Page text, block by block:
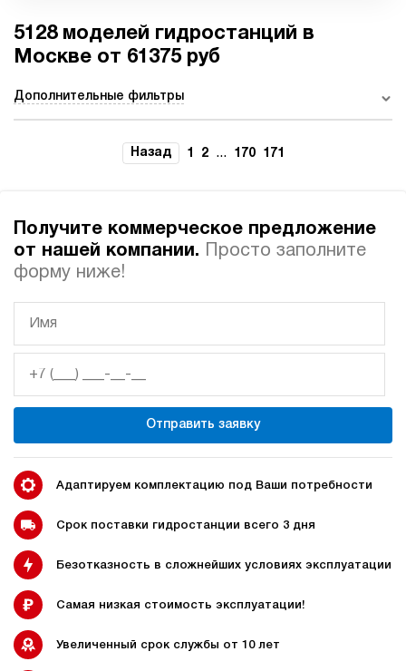
Гидростанции с
пневмоприводом
Гидростанции высокого
давления c электроприводом
Ручные гидростанции
Гидростанции с двумя
насосами
гидростанции
Гидростанция с домкратом
Гидростанции 220 Вольт
Гидростанции мощностью 5
Гидростанции для свай Двухпоточные гидростанции
5128 моделей гидростанций в
Москве от 61375 руб
Дополнительные фильтры
Назад 1 2 ... 170 171
Получите коммерческое предложение
от нашей компании.
Просто заполните
форму ниже!
Отправить заявку
Адаптируем комплектацию под Ваши потребности
Срок поставки гидростанции всего 3 дня
Безотказность в сложнейших условиях эксплуатации
Самая низкая стоимость эксплуатации!
Увеличенный срок службы от 10 лет